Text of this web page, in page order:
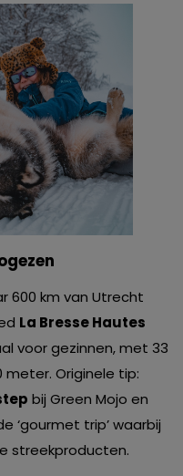
600 km van Utrecht
La Bresse Hautes
voor gezinnen, met 33
Originele tip:
bij Green Mojo en
‘gourmet trip’ waarbij
streekproducten.